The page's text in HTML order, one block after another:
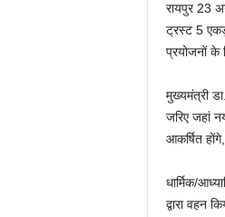
रायपुर 23
ट्रस्ट 5
प्रयोजनों के
मुख्यमंत्री
जरिए जहां
आकर्षित
धार्मिक/
द्वारा वहन